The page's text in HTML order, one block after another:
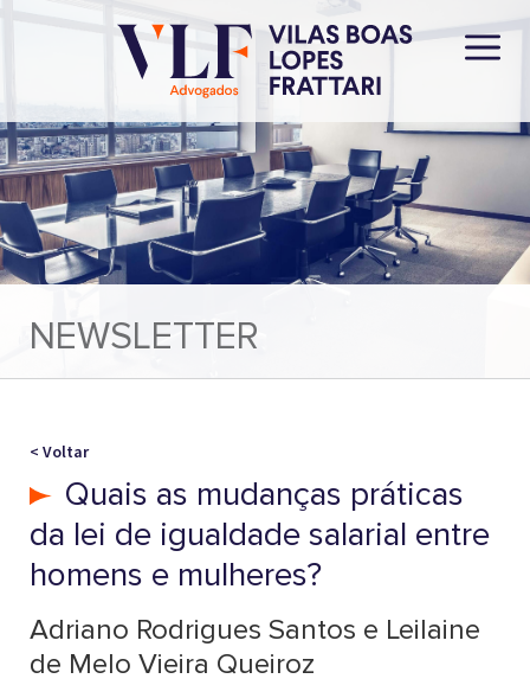
NEWSLETTER
< Voltar
Quais as mudanças práticas
da lei de igualdade salarial entre
homens e mulheres?
Adriano Rodrigues Santos e Leilaine
de Melo Vieira Queiroz